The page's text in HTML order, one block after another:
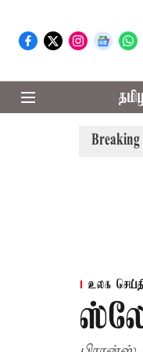
Breaking
செப்டம்பர் 8-ந்
உலக